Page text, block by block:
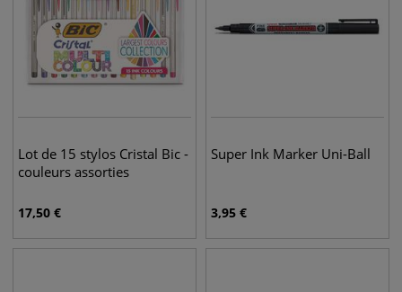
Lot de 15 stylos Cristal Bic -
couleurs assorties
17,50 €
Super Ink Marker Uni-Ball
3,95 €